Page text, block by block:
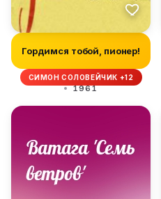
Гордимся тобой, пионер!
СИМОН СОЛОВЕЙЧИК +12
1961